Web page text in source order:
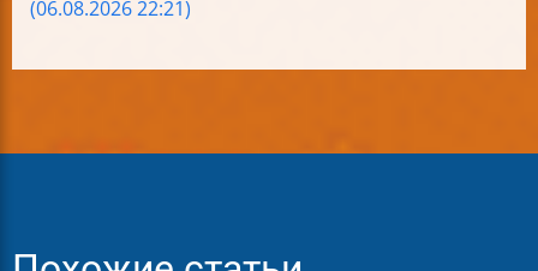
(06.08.2026 22:21)